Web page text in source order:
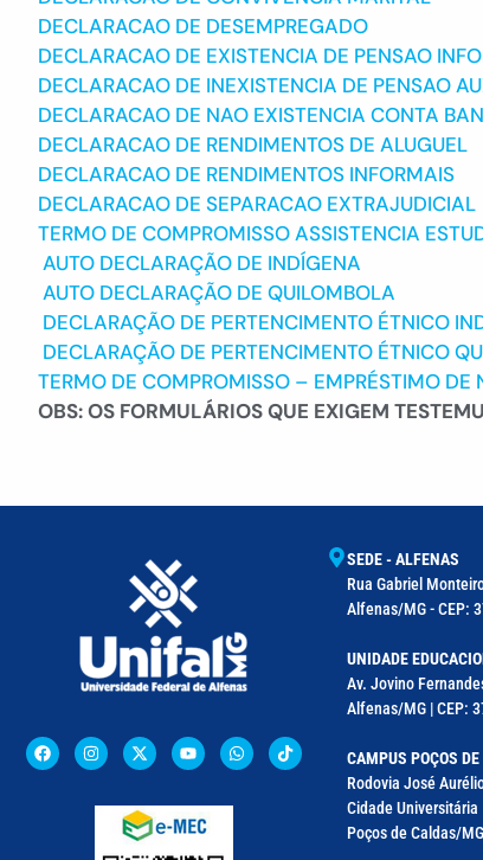
DECLARACAO DE DESEMPREGADO
DECLARACAO DE EXISTENCIA DE PENSAO
DECLARACAO DE INEXISTENCIA DE PENSAO
DECLARACAO DE NAO EXISTENCIA CONTA
DECLARACAO DE RENDIMENTOS DE ALUGUEL
DECLARACAO DE RENDIMENTOS INFORMAIS
DECLARACAO DE SEPARACAO EXTRAJUDICIAL
TERMO DE COMPROMISSO ASSISTENCIA
AUTO DECLARAÇÃO DE INDÍGENA
AUTO DECLARAÇÃO DE QUILOMBOLA
DECLARAÇÃO DE PERTENCIMENTO ÉTNICO
DECLARAÇÃO DE PERTENCIMENTO ÉTNICO
TERMO DE COMPROMISSO – EMPRÉSTIMO DE
OBS: OS FORMULÁRIOS QUE EXIGEM
SEDE - ALFENAS
Rua Gabriel
Alfenas/MG - CEP:
UNIDADE
Av. Jovino
Alfenas/MG | CEP:
CAMPUS POÇOS
Rodovia José
Cidade Universitária
Poços de Caldas/